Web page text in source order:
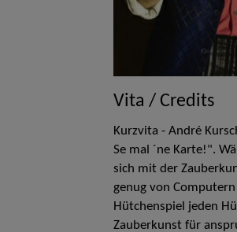
Vita / Credits
Kurzvita - André
Se mal ´ne Karte!".
sich mit der
genug von
Hütchenspiel jeden
Zauberkunst für